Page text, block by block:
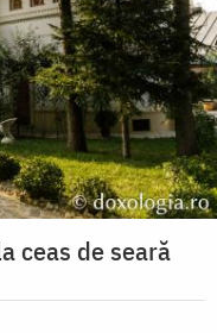
ceas de seară